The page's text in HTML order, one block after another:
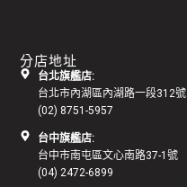
分店地址
台北旗艦店:
台北市內湖區內湖路一段312號
(02) 8751-5957
台中旗艦店:
台中市南屯區文心南路37-1號
(04) 2472-6899